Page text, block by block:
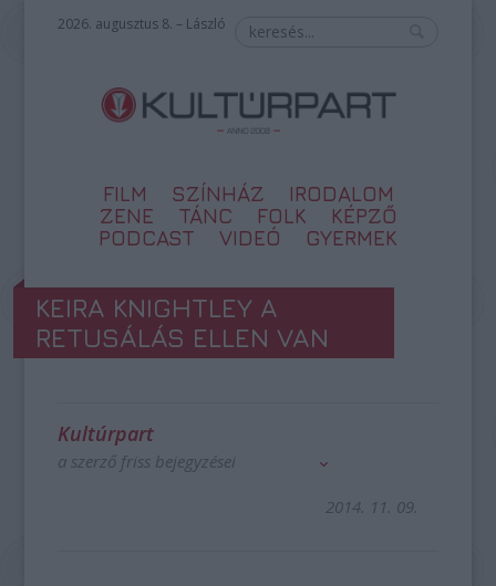
2026. augusztus 8. – László
FILM SZÍNHÁZ
IRODALOM
ZENE
TÁNC FOLK
KÉPZŐ
PODCAST
VIDEÓ GYERMEK
KEIRA KNIGHTLEY A
RETUSÁLÁS ELLEN VAN
Kultúrpart
a szerző friss bejegyzései
2014. 11. 09.